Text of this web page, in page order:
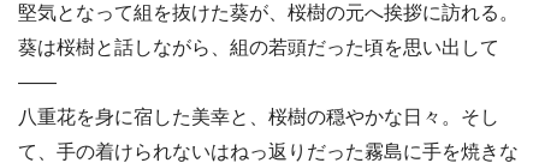
堅気となって組を抜けた葵が、桜樹の元へ挨拶に訪れる。
葵は桜樹と話しながら、組の若頭だった頃を思い出して
――
八重花を身に宿した美幸と、桜樹の穏やかな日々。そし
て、手の着けられないはねっ返りだった霧島に手を焼きな